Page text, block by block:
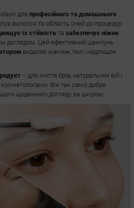
для професійного та домашнього
волосся та область очей до процедур
їх стійкістьта забезпечує ніжне
доглядом. Цей ефективний шампунь
видаляє макіяж, пил і надлишок
– для миття брів, натуральних вій і
Він так само добре
щоденного догляду за шкірою.